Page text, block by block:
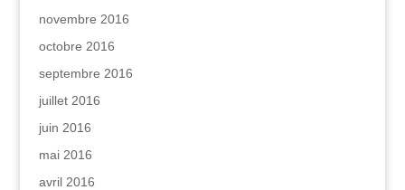
novembre 2016
octobre 2016
septembre 2016
juillet 2016
juin 2016
mai 2016
avril 2016